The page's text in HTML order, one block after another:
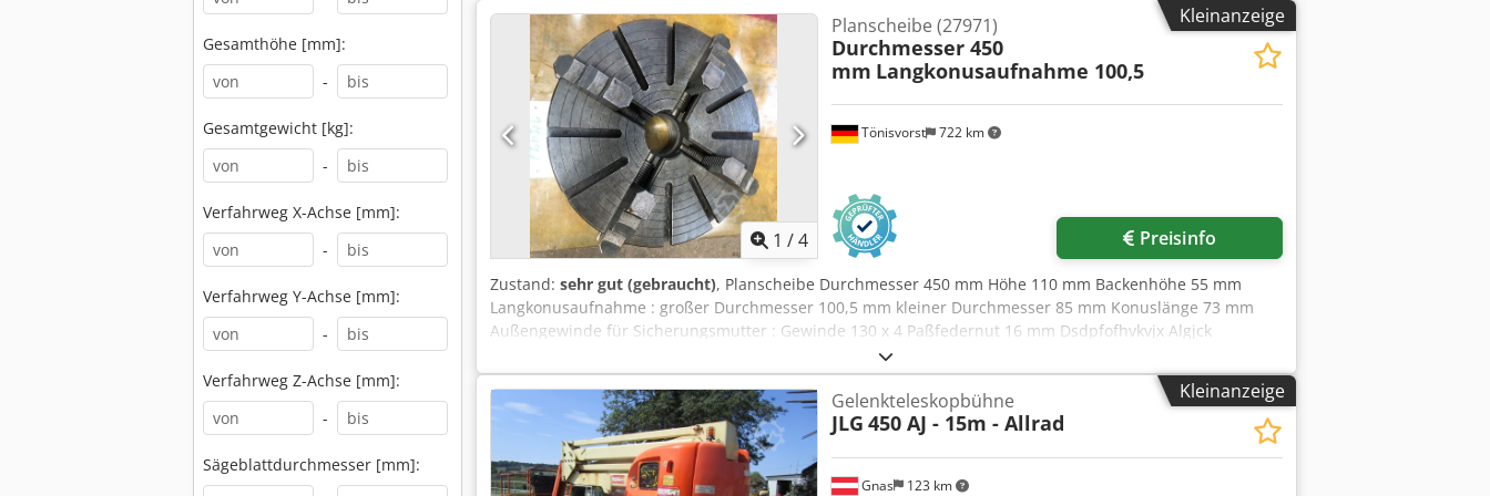
Gesamthöhe [mm]:
-
Gesamtgewicht [kg]:
-
Verfahrweg X-Achse [mm]:
-
Verfahrweg Y-Achse [mm]:
-
Verfahrweg Z-Achse [mm]:
-
Sägeblattdurchmesser [mm]:
Planung über die Bestellung bis hin zur Montage.
Kleinanzeige
1 /4
Tönisvorst 722 km
Planscheibe (27971)
Durchmesser 450
mm Langkonusaufnahme 100,5
Preisinfo
Zustand: sehr gut (gebraucht), Planscheibe Durchmesser 450 mm Höhe 110 mm Backenhöhe 55 mm
Langkonusaufnahme : großer Durchmesser 100,5 mm kleiner Durchmesser 85 mm Konuslänge 73 mm
Außengewinde für Sicherungsmutter : Gewinde 130 x 4 Paßfedernut 16 mm Dsdpfofhvkvjx Algjck
Kleinanzeige
Gnas 123 km
Gelenkteleskopbühne
JLG 450 AJ - 15m - Allrad